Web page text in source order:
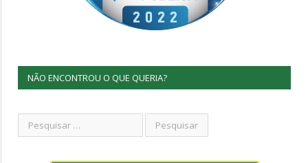
NÃO ENCONTROU O QUE QUERIA?